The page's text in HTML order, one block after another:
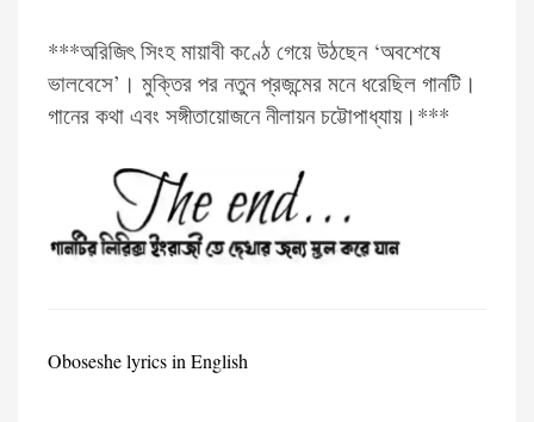
***অরিজিৎ সিংহ মায়াবী কণ্ঠে গেয়ে উঠছেন ‘অবশেষে
ভালবেসে’। মুক্তির পর নতুন প্রজন্মের মনে ধরেছিল গানটি।
গানের কথা এবং সঙ্গীতায়োজনে নীলায়ন চট্টোপাধ্যায়।***
Oboseshe lyrics in English